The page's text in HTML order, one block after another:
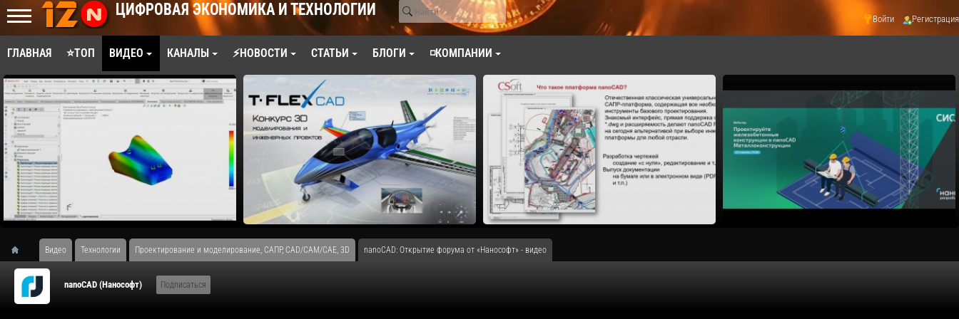
ЦИФРОВАЯ ЭКОНОМИКА И ТЕХНОЛОГИИ Войти Регистрация
ГЛАВНАЯ ⭐ТОП ВИДЕО КАНАЛЫ ⚡НОВОСТИ СТАТЬИ БЛОГИ ◽КОМПАНИИ
Видео Технологии Проектирование и моделирование, САПР, CAD/CAM/CAE, 3D nanoCAD: Открытие форума от «Нанософт» - видео
nanoCAD (Нанософт) Подписаться